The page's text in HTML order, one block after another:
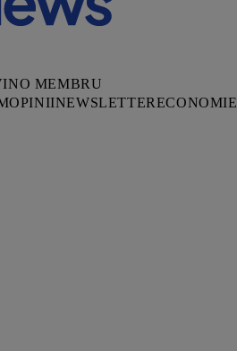
MEMBRU
OPINIINEWSLETTERECONOMIE